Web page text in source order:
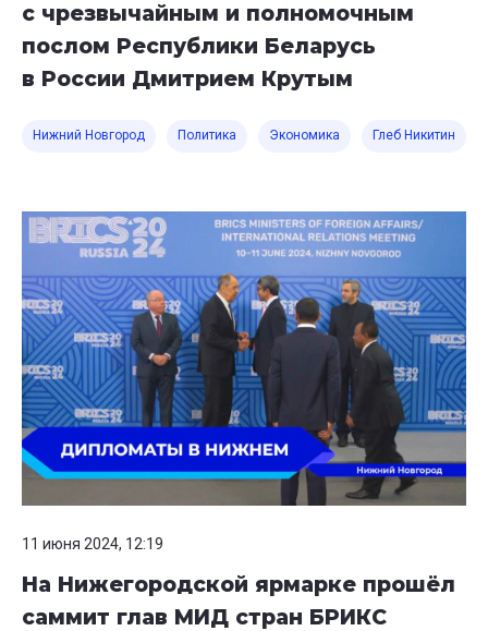
с чрезвычайным и полномочным
послом Республики Беларусь
в России Дмитрием Крутым
Нижний Новгород Политика Экономика Глеб Никитин
11 июня 2024, 12:19
На Нижегородской ярмарке прошёл
саммит глав МИД стран БРИКС